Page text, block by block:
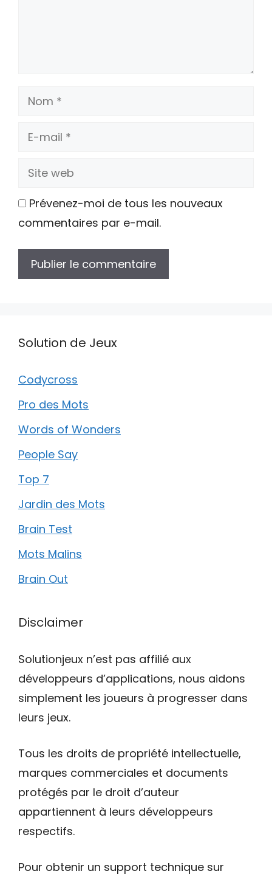
Nom
E-
Site
Prévenez-moi de tous les nouveaux
commentaires par e-mail.
Solution de Jeux
Codycross
Pro des Mots
Words of Wonders
People Say
Top 7
Jardin des Mots
Brain Test
Mots Malins
Brain Out
Disclaimer
Solutionjeux n’est pas affilié aux
développeurs d’applications, nous aidons
simplement les joueurs à progresser dans
leurs jeux.
Tous les droits de propriété intellectuelle,
marques commerciales et documents
protégés par le droit d’auteur
appartiennent à leurs développeurs
respectifs.
Pour obtenir un support technique sur